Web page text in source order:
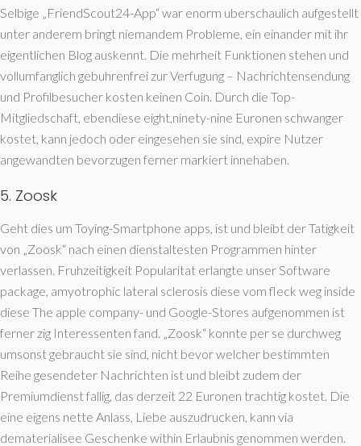
Selbige „FriendScout24-App“ war enorm uberschaulich aufgestellt
unter anderem bringt niemandem Probleme, ein einander mit ihr
eigentlichen Blog auskennt. Die mehrheit Funktionen stehen und
vollumfanglich gebuhrenfrei zur Verfugung – Nachrichtensendung
und Profilbesucher kosten keinen Coin. Durch die Top-
Mitgliedschaft, ebendiese eight,ninety-nine Euronen schwanger
kostet, kann jedoch oder eingesehen sie sind, expire Nutzer
angewandten bevorzugen ferner markiert innehaben.
5. Zoosk
Geht dies um Toying-Smartphone apps, ist und bleibt der Tatigkeit
von „Zoosk“ nach einen dienstaltesten Programmen hinter
verlassen. Fruhzeitigkeit Popularitat erlangte unser Software
package, amyotrophic lateral sclerosis diese vom fleck weg inside
diese The apple company- und Google-Stores aufgenommen ist
ferner zig Interessenten fand. „Zoosk“ konnte per se durchweg
umsonst gebraucht sie sind, nicht bevor welcher bestimmten
Reihe gesendeter Nachrichten ist und bleibt zudem der
Premiumdienst fallig, das derzeit 22 Euronen trachtig kostet. Die
eine eigens nette Anlass, Liebe auszudrucken, kann via
dematerialisee Geschenke within Erlaubnis genommen werden.